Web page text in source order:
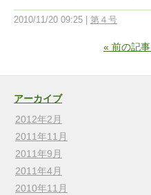
2010/11/20 09:25 第４号
« 前の記事
アーカイブ
2012年2月
2011年11月
2011年9月
2011年4月
2010年11月